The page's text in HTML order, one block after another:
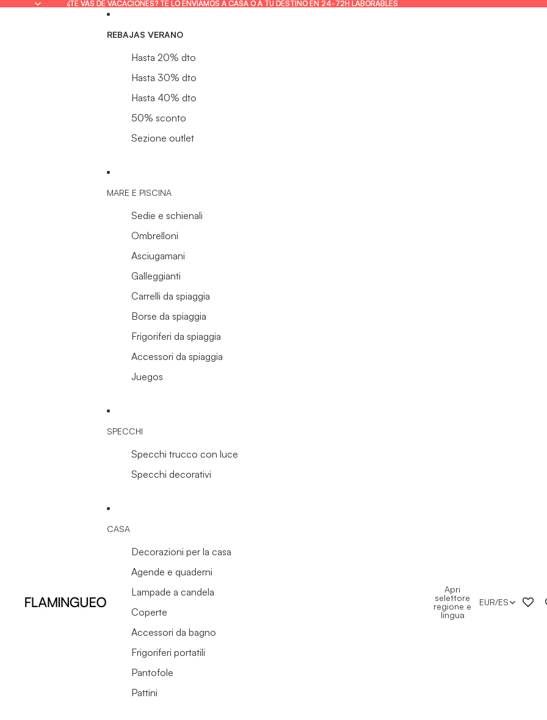
¿TE VAS DE VACACIONES? TE LO ENVIAMOS A CASA O A TU DESTINO EN 24-72H LABORABLES
¿TE VAS DE VACACIONES? TE LO ENVIAMOS A CASA O A TU DESTINO EN 24-72H LABORABLES
REBAJAS VERANO
Hasta 20% dto
Hasta 30% dto
Hasta 40% dto
50% sconto
Sezione outlet
MARE E PISCINA
Sedie e schienali
Ombrelloni
Asciugamani
Galleggianti
Carrelli da spiaggia
Borse da spiaggia
Frigoriferi da spiaggia
Accessori da spiaggia
Juegos
SPECCHI
Specchi trucco con luce
Specchi decorativi
CASA
Decorazioni per la casa
Agende e quaderni
Lampade a candela
Coperte
Accessori da bagno
Frigoriferi portatili
Pantofole
Pattini
Apri
selettore
regione e
lingua
EUR/ES